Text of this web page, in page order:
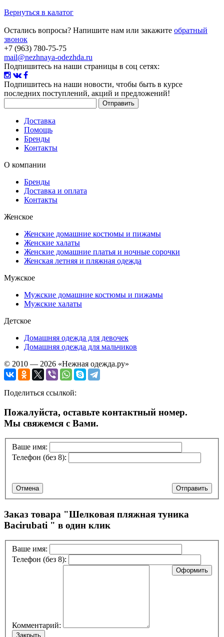
Вернуться в калатог
Остались вопросы? Напишите нам или закажите обратный
звонок
+7 (963) 780-75-75
mail@nezhnaya-odezhda.ru
Подпишитесь на наши страницы в соц сетях:
Подпишитесь на наши новости, чтобы быть в курсе
последних поступлений, акций и предложений!
Доставка
Помощь
Бренды
Контакты
О компании
Бренды
Доставка и оплата
Контакты
Женское
Женские домашние костюмы и пижамы
Женские халаты
Женские домашние платья и ночные сорочки
Женская летняя и пляжная одежда
Мужское
Мужские домашние костюмы и пижамы
Мужские халаты
Детское
Домашняя одежда для девочек
Домашняя одежда для мальчиков
© 2010 — 2026 «Нежная одежда.ру»
Поделиться ссылкой:
Пожалуйста, оставьте контактный номер.
Мы свяжемся с Вами.
Ваше имя:
Телефон (без 8):
Отправить
Отмена
Заказ товара "Шелковая пляжная туника
Bacirubati " в один клик
Ваше имя:
Телефон (без 8):
Комментарий:
Оформить
Закрыть